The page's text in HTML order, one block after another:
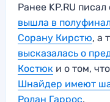
Ранее KP.RU писал
вышла в
Сорану Кирстю, а
высказалась о
Костюк и о том, что
Шнайдер имеют
Ролан Гаррос.